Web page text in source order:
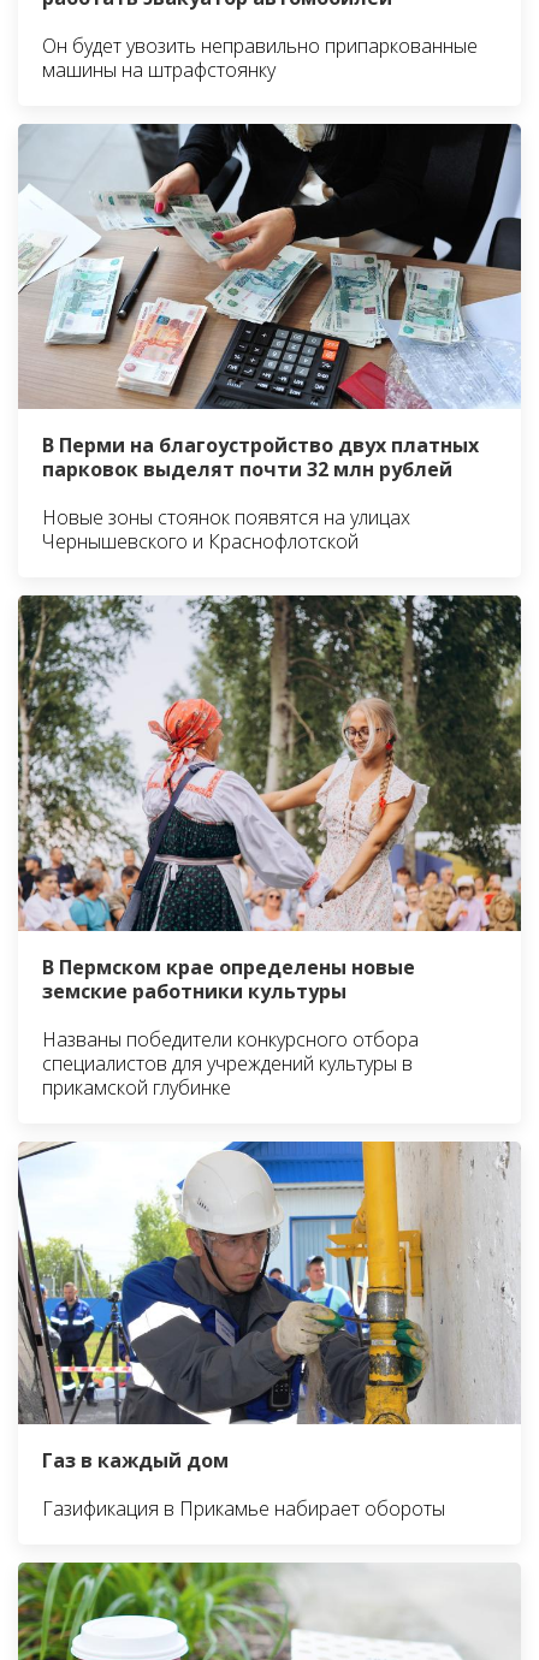
Он будет увозить неправильно припаркованные
машины на штрафстоянку
В Перми на благоустройство двух платных
парковок выделят почти 32 млн рублей
Новые зоны стоянок появятся на улицах
Чернышевского и Краснофлотской
В Пермском крае определены новые
земские работники культуры
Названы победители конкурсного отбора
специалистов для учреждений культуры в
прикамской глубинке
Газ в каждый дом
Газификация в Прикамье набирает обороты